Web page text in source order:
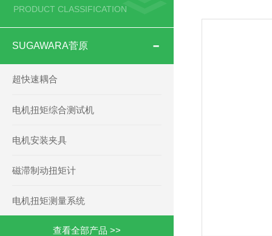
PRODUCT CLASSIFICATION
SUGAWARA菅原
超快速耦合
电机扭矩综合测试机
电机安装夹具
磁滞制动扭矩计
电机扭矩测量系统
查看全部产品 >>